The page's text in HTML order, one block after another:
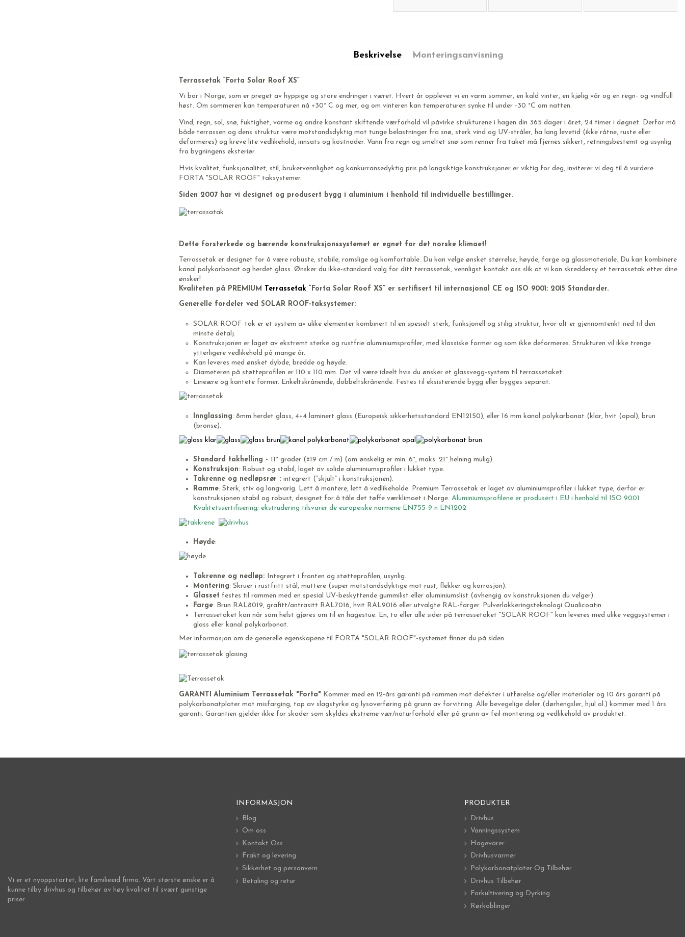
Beskrivelse Monteringsanvisning
Terrassetak “Forta Solar Roof XS”
Vi bor i Norge, som er preget av hyppige og store endringer i været. Hvert år opplever vi en varm sommer, en kald vinter, en kjølig vår og en regn- og vindfull
høst. Om sommeren kan temperaturen nå +30° C og mer, og om vinteren kan temperaturen synke til under -30 °C om natten.
Vind, regn, sol, snø, fuktighet, varme og andre konstant skiftende værforhold vil påvirke strukturene i hagen din 365 dager i året, 24 timer i døgnet. Derfor må
både terrassen og dens struktur være motstandsdyktig mot tunge belastninger fra snø, sterk vind og UV-stråler, ha lang levetid (ikke råtne, ruste eller
deformeres) og kreve lite vedlikehold, innsats og kostnader. Vann fra regn og smeltet snø som renner fra taket må fjernes sikkert, retningsbestemt og usynlig
fra bygningens eksteriør.
Hvis kvalitet, funksjonalitet, stil, brukervennlighet og konkurransedyktig pris på langsiktige konstruksjoner er viktig for deg, inviterer vi deg til å vurdere
FORTA "SOLAR ROOF" taksystemer.
Siden 2007 har vi designet og produsert bygg i aluminium i henhold til individuelle bestillinger.
Dette forsterkede og bærende konstruksjonssystemet er egnet for det norske klimaet!
Terrassetak er designet for å være robuste, stabile, romslige og komfortable. Du kan velge ønsket størrelse, høyde, farge og glassmateriale. Du kan kombinere
kanal polykarbonat og herdet glass. Ønsker du ikke-standard valg for ditt terrassetak, vennligst kontakt oss slik at vi kan skreddersy et terrassetak etter dine
ønsker!
Kvaliteten på PREMIUM
Terrassetak “Forta Solar Roof XS” er sertifisert til internasjonal CE og ISO 9001: 2015 Standarder.
Generelle fordeler ved SOLAR ROOF-taksystemer:
SOLAR ROOF-tak er et system av ulike elementer kombinert til en spesielt sterk, funksjonell og stilig struktur, hvor alt er gjennomtenkt ned til den
minste detalj.
Konstruksjonen er laget av ekstremt sterke og rustfrie aluminiumsprofiler, med klassiske former og som ikke deformeres. Strukturen vil ikke trenge
ytterligere vedlikehold på mange år.
Kan leveres med ønsket dybde, bredde og høyde.
Diameteren på støtteprofilen er 110 x 110 mm. Det vil være ideelt hvis du ønsker et glassvegg-system til terrassetaket.
Lineære og kantete former. Enkeltskrånende, dobbeltskrånende. Festes til eksisterende bygg eller bygges separat.
Innglassing: 8mm herdet glass, 4+4 laminert glass (Europeisk sikkerhetsstandard EN12150), eller 16 mm kanal polykarbonat (klar, hvit (opal), brun
(bronse).
Standard takhelling - 11° grader (±19 cm / m) (om ønskelig er min. 6°, maks. 21° helning mulig).
Konstruksjon: Robust og stabil, laget av solide aluminiumsprofiler i lukket type.
Takrenne og nedløpsrør : integrert (“skjult” i konstruksjonen).
Ramme: Sterk, stiv og langvarig. Lett å montere, lett å vedlikeholde. Premium Terrassetak er laget av aluminiumsprofiler i lukket type, derfor er
konstruksjonen stabil og robust, designet for å tåle det tøffe værklimaet i Norge. Aluminiumsprofilene er produsert i EU i henhold til ISO 9001
Kvalitetssertifisering; ekstrudering tilsvarer de europeiske normene EN755-9 n EN1202
Høyde:
Takrenne og nedløp: Integrert i fronten og støtteprofilen, usynlig.
Montering: Skruer i rustfritt stål, muttere (super motstandsdyktige mot rust, flekker og korrosjon).
Glasset festes til rammen med en spesial UV-beskyttende gummilist eller aluminiumslist (avhengig av konstruksjonen du velger).
Farge: Brun RAL8019, grafitt/antrasitt RAL7016, hvit RAL9016 eller utvalgte RAL-farger. Pulverlakkeringsteknologi Qualicoatin.
Terrassetaket kan når som helst gjøres om til en hagestue. En, to eller alle sider på terrassetaket "SOLAR ROOF" kan leveres med ulike veggsystemer i
glass eller kanal polykarbonat.
Mer informasjon om de generelle egenskapene til FORTA "SOLAR ROOF"-systemet finner du på siden
GARANTI Aluminium Terrassetak "Forta" Kommer med en 12-års garanti på rammen mot defekter i utførelse og/eller materialer og 10 års garanti på
polykarbonatplater mot misfarging, tap av slagstyrke og lysoverføring på grunn av forvitring. Alle bevegelige deler (dørhengsler, hjul ol.) kommer med 1 års
garanti. Garantien gjelder ikke for skader som skyldes ekstreme vær/naturforhold eller på grunn av feil montering og vedlikehold av produktet.
Vi er et nyoppstartet, lite familieeid firma. Vårt største ønske er å
kunne tilby drivhus og tilbehør av høy kvalitet til svært gunstige
priser.
INFORMASJON
Blog
Om oss
Kontakt Oss
Frakt og levering
Sikkerhet og personvern
Betaling og retur
PRODUKTER
Drivhus
Vanningssystem
Hagevarer
Drivhusvarmer
Polykarbonatplater Og Tilbehør
Drivhus Tilbehør
Forkultivering og Dyrking
Rørkoblinger